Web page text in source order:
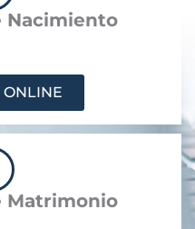
Nacimiento
ONLINE
Matrimonio